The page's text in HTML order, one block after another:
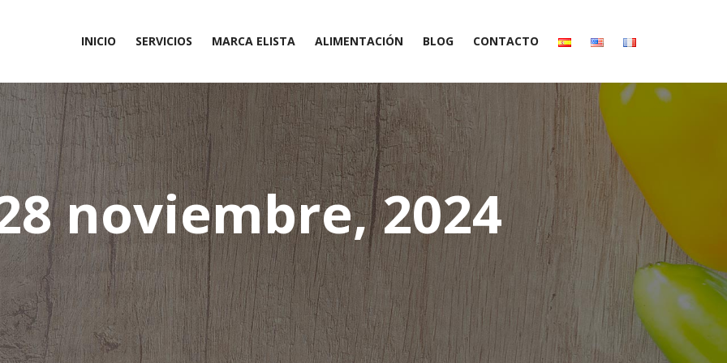
INICIO SERVICIOS MARCA ELISTA ALIMENTACIÓN
Otros productos
BLOG CONTACTO
noviembre, 2024